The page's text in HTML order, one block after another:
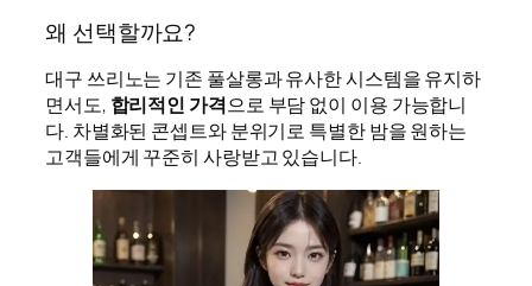
왜 선택할까요?
대구 쓰리노는 기존 풀살롱과 유사한 시스템을 유지하
면서도, 합리적인 가격으로 부담 없이 이용 가능합니
다. 차별화된 콘셉트와 분위기로 특별한 밤을 원하는
고객들에게 꾸준히 사랑받고 있습니다.